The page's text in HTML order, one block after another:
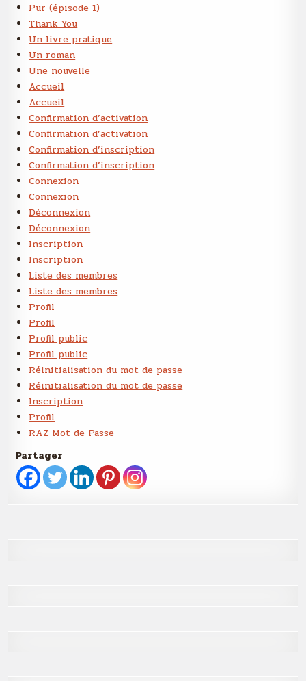
Pur (épisode 1)
Thank You
Un livre pratique
Un roman
Une nouvelle
Accueil
Accueil
Confirmation d’activation
Confirmation d’activation
Confirmation d’inscription
Confirmation d’inscription
Connexion
Connexion
Déconnexion
Déconnexion
Inscription
Inscription
Liste des membres
Liste des membres
Profil
Profil
Profil public
Profil public
Réinitialisation du mot de passe
Réinitialisation du mot de passe
Inscription
Profil
RAZ Mot de Passe
Partager